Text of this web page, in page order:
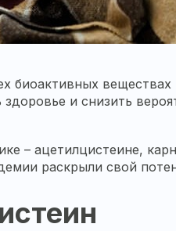
биоактивных
и снизить
– ацетилцистеине,
раскрыли свой